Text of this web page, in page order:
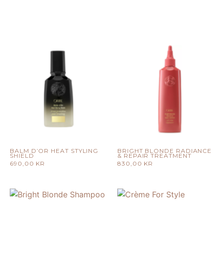
BALM D’OR HEAT STYLING
SHIELD
690,00 KR
BRIGHT BLONDE RADIANCE
& REPAIR TREATMENT
830,00 KR